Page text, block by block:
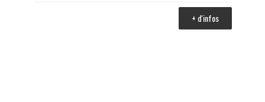
+ d'infos